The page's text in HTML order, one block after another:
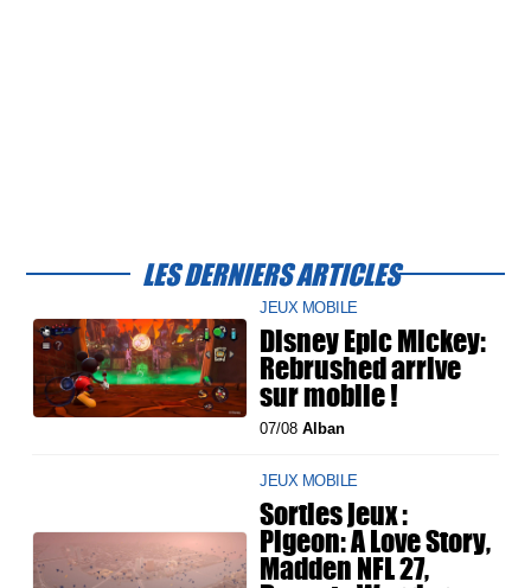
LES DERNIERS ARTICLES
JEUX MOBILE
Disney Epic Mickey:
Rebrushed arrive
sur mobile !
07/08Alban
JEUX MOBILE
Sorties jeux :
Pigeon: A Love Story,
Madden NFL 27,